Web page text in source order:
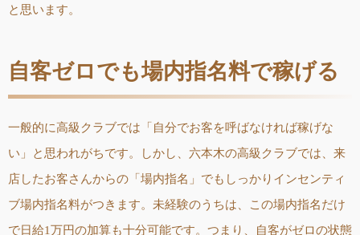
と思います。
自客ゼロでも場内指名料で稼げる
一般的に高級クラブでは「自分でお客を呼ばなければ稼げな
い」と思われがちです。しかし、六本木の高級クラブでは、来
店したお客さんからの「場内指名」でもしっかりインセンティ
ブ場内指名料がつきます。未経験のうちは、この場内指名だけ
で日給1万円の加算も十分可能です。つまり、自客がゼロの状態